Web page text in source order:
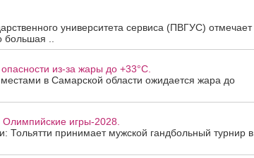
университета сервиса (ПВГУС) отмечает
большая ..
из-за жары до +33°C.
в Самарской области ожидается жара до
Олимпийские игры-2028.
Тольятти принимает мужской гандбольный турнир в